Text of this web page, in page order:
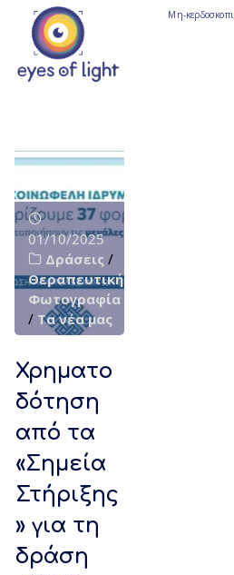
Μη-
01/10/2025
Δράσεις /
Θεραπευτική
Φωτογραφία
/ Τα νέα μας
Χρηματο
δότηση
από τα
«Σημεία
Στήριξης
» για τη
δράση